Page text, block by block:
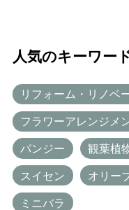
人気のキーワー
リフォーム・リノベ
フラワーアレンジメ
パンジー 観葉植
スイセン オリー
ミニバラ